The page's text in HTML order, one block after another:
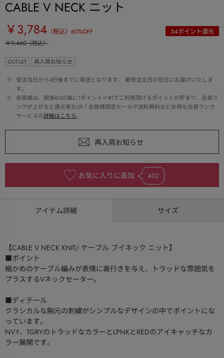
CABLE V NECK ニット
￥3,784 （税込） 60%OFF 34ポイント還元
￥9,460（税込）
OUTLET 再入荷お知らせ
※
受注当日から4日後までに発送となります。 最短注文日の翌日にお届けいたしま
す。
※
会員様は、税抜¥100毎に1ポイント＝¥1でご利用頂けるポイントが貯まり、会員ラ
ンクが上がると還元率もUP！会員様限定セールや送料無料などお得な会員ランク
サービスの詳細はこちら。
お気に入りに追加 402
アイテム詳細 サイズ
【CABLE V NECK KNIT/ ケーブル ブイネック ニット】
■ポイント
細かめのケーブル編みが表情に奥行きを与え、トラッドな雰囲気を
プラスするVネックセーター。
■ディテール
クラシカルな胸元の刺繍がシンプルなデザインの中でポイントにな
っています。
NVY、TGRYのトラッドなカラーとLPNKとREDのアイキャッチなカ
ラー展開です。